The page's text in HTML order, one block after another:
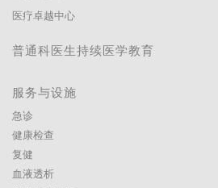
医疗卓越中心
普通科医生持续医学教育
服务与设施
急诊
健康检查
复健
血液透析